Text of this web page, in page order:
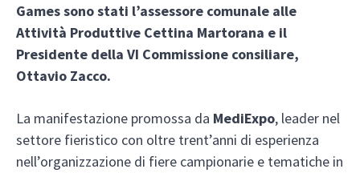
Games sono stati l’assessore comunale alle
Attività Produttive Cettina Martorana e il
Presidente della VI Commissione consiliare,
Ottavio Zacco.
La manifestazione promossa da MediExpo, leader nel
settore fieristico con oltre trent’anni di esperienza
nell’organizzazione di fiere campionarie e tematiche in